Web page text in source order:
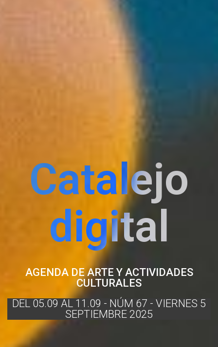
Catalejo
digital
AGENDA DE ARTE Y ACTIVIDADES
CULTURALES
DEL 05.09 AL 11.09 - NÚM 67 - VIERNES 5
SEPTIEMBRE 2025